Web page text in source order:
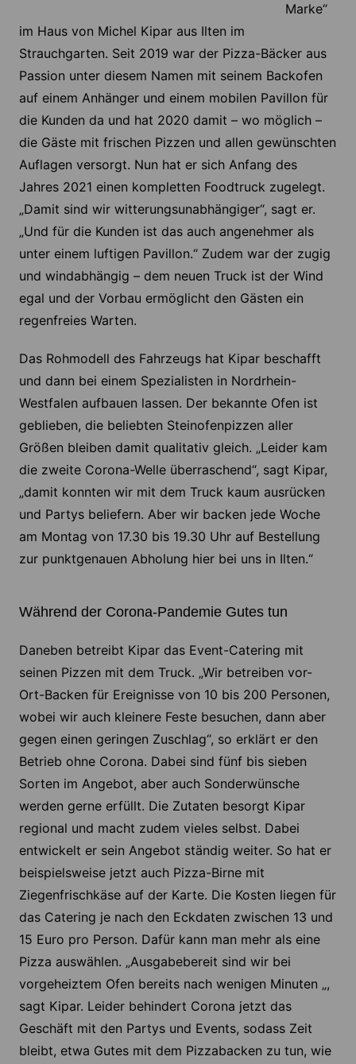
Marke“
im Haus von Michel Kipar aus Ilten im
Strauchgarten. Seit 2019 war der Pizza-Bäcker aus
Passion unter diesem Namen mit seinem Backofen
auf einem Anhänger und einem mobilen Pavillon für
die Kunden da und hat 2020 damit – wo möglich –
die Gäste mit frischen Pizzen und allen gewünschten
Auflagen versorgt. Nun hat er sich Anfang des
Jahres 2021 einen kompletten Foodtruck zugelegt.
„Damit sind wir witterungsunabhängiger“, sagt er.
„Und für die Kunden ist das auch angenehmer als
unter einem luftigen Pavillon.“ Zudem war der zugig
und windabhängig – dem neuen Truck ist der Wind
egal und der Vorbau ermöglicht den Gästen ein
regenfreies Warten.
Das Rohmodell des Fahrzeugs hat Kipar beschafft
und dann bei einem Spezialisten in Nordrhein-
Westfalen aufbauen lassen. Der bekannte Ofen ist
geblieben, die beliebten Steinofenpizzen aller
Größen bleiben damit qualitativ gleich. „Leider kam
die zweite Corona-Welle überraschend“, sagt Kipar,
„damit konnten wir mit dem Truck kaum ausrücken
und Partys beliefern. Aber wir backen jede Woche
am Montag von 17.30 bis 19.30 Uhr auf Bestellung
zur punktgenauen Abholung hier bei uns in Ilten.“
Während der Corona-Pandemie Gutes tun
Daneben betreibt Kipar das Event-Catering mit
seinen Pizzen mit dem Truck. „Wir betreiben vor-
Ort-Backen für Ereignisse von 10 bis 200 Personen,
wobei wir auch kleinere Feste besuchen, dann aber
gegen einen geringen Zuschlag“, so erklärt er den
Betrieb ohne Corona. Dabei sind fünf bis sieben
Sorten im Angebot, aber auch Sonderwünsche
werden gerne erfüllt. Die Zutaten besorgt Kipar
regional und macht zudem vieles selbst. Dabei
entwickelt er sein Angebot ständig weiter. So hat er
beispielsweise jetzt auch Pizza-Birne mit
Ziegenfrischkäse auf der Karte. Die Kosten liegen für
das Catering je nach den Eckdaten zwischen 13 und
15 Euro pro Person. Dafür kann man mehr als eine
Pizza auswählen. „Ausgabebereit sind wir bei
vorgeheiztem Ofen bereits nach wenigen Minuten „,
sagt Kipar. Leider behindert Corona jetzt das
Geschäft mit den Partys und Events, sodass Zeit
bleibt, etwa Gutes mit dem Pizzabacken zu tun, wie